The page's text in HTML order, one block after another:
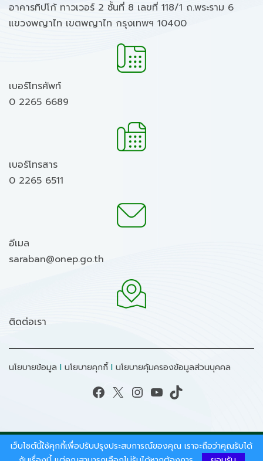
อาคารทิปโก้ ทาวเวอร์ 2 ชั้นที่ 8 เลขที่ 118/1 ถ.พระราม 6
แขวงพญาไท เขตพญาไท กรุงเทพฯ 10400
เบอร์โทรศัพท์
0 2265 6689
เบอร์โทรสาร
0 2265 6511
อีเมล
saraban@onep.go.th
ติดต่อเรา
นโยบายข้อมูล I นโยบายคุกกี้ I นโยบายคุ้มครองข้อมูลส่วนบุคคล
Facebook X Instagram YouTube TikTok
สงวนลิขสิทธิ์ © 2026 - สำนักงานนโยบายและแผน
เว็บไซต์นี้ใช้คุกกี้เพื่อปรับปรุงประสบการณ์ของคุณ เราจะถือว่าคุณรับได้